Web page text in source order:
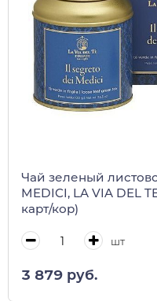
Чай зеленый
MEDICI, LA VIA DEL
карт/кор)
шт
3 879 руб.